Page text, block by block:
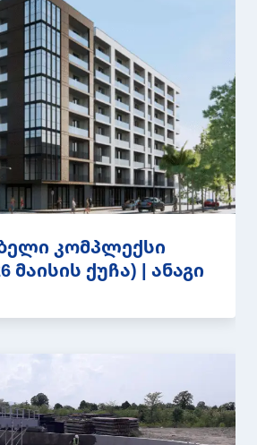
კომპლექსი
მაისის ქუჩა) | ანაგი